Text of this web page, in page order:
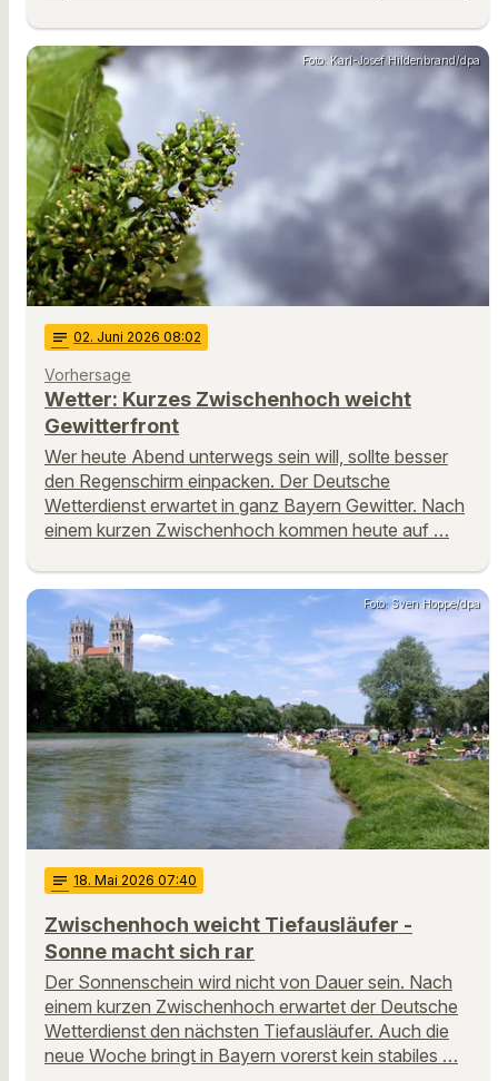
Foto: Karl-Josef Hildenbrand/dpa
notes 02. Juni 2026 08:02
Vorhersage
Wetter: Kurzes Zwischenhoch weicht
Gewitterfront
Wer heute Abend unterwegs sein will, sollte besser
den Regenschirm einpacken. Der Deutsche
Wetterdienst erwartet in ganz Bayern Gewitter. Nach
einem kurzen Zwischenhoch kommen heute auf …
Foto: Sven Hoppe/dpa
notes 18. Mai 2026 07:40
Zwischenhoch weicht Tiefausläufer -
Sonne macht sich rar
Der Sonnenschein wird nicht von Dauer sein. Nach
einem kurzen Zwischenhoch erwartet der Deutsche
Wetterdienst den nächsten Tiefausläufer. Auch die
neue Woche bringt in Bayern vorerst kein stabiles …